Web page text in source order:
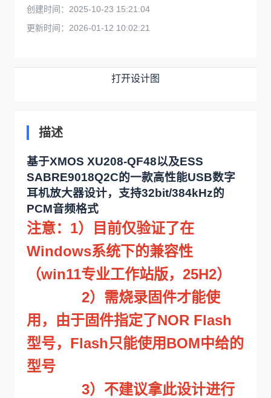
创建时间： 2025-10-23 15:21:04
更新时间： 2026-01-12 10:02:21
打开设计图
描述
基于XMOS XU208-QF48以及ESS
SABRE9018Q2C的一款高性能USB数字
耳机放大器设计，支持32bit/384kHz的
PCM音频格式
注意：1）目前仅验证了在
Windows系统下的兼容性
（win11专业工作站版，25H2）
2）需烧录固件才能使
用，由于固件指定了NOR Flash
型号，Flash只能使用BOM中给的
型号
3）不建议拿此设计进行